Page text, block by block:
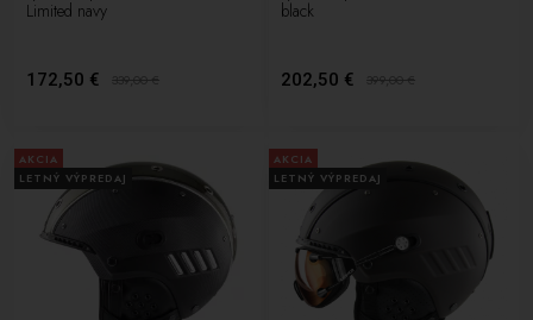
Limited navy
172,50 € 339,00€
black
202,50 € 399,00€
AKCIA
LETNÝ VÝPREDAJ
AKCIA
LETNÝ VÝPREDAJ